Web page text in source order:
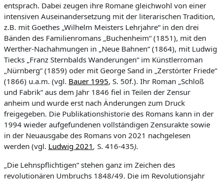
entsprach. Dabei zeugen ihre Romane gleichwohl von einer
intensiven Auseinandersetzung mit der literarischen Tradition,
z.B. mit Goethes „Wilhelm Meisters Lehrjahre“ in den drei
Bänden des Familienromans „Buchenheim“ (1851), mit den
Werther-Nachahmungen in „Neue Bahnen“ (1864), mit Ludwig
Tiecks „Franz Sternbalds Wanderungen“ im Künstlerroman
„Nürnberg“ (1859) oder mit George Sand in „Zerstörter Friede“
(1866) u.a.m. (vgl. Bauer 1995, S. 50f.). Ihr Roman „Schloß
und Fabrik“ aus dem Jahr 1846 fiel in Teilen der Zensur
anheim und wurde erst nach Änderungen zum Druck
freigegeben. Die Publikationshistorie des Romans kann in der
1994 wieder aufgefundenen vollständigen Zensurakte sowie
in der Neuausgabe des Romans von 2021 nachgelesen
werden (vgl. Ludwig 2021, S. 416-435).
„Die Lehnspflichtigen“ stehen ganz im Zeichen des
revolutionären Umbruchs 1848/49. Die im Revolutionsjahr